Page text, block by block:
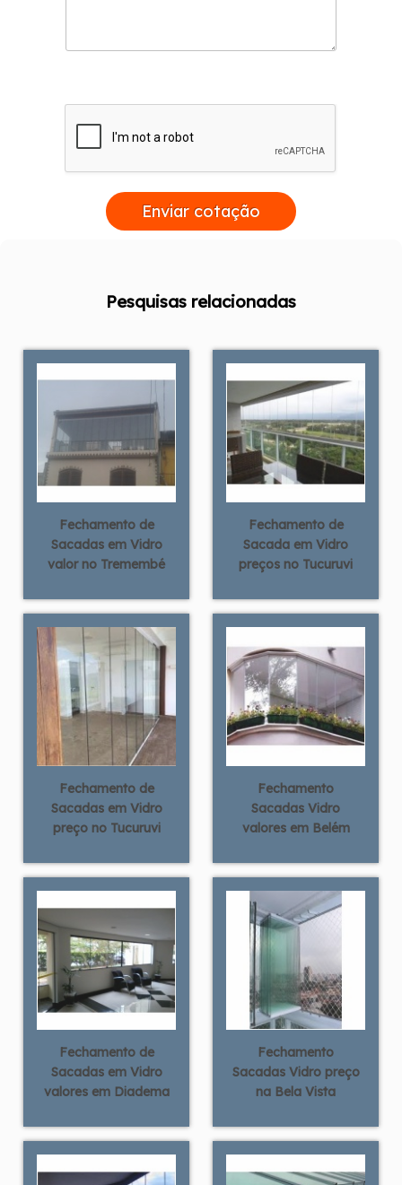
Enviar cotação
Pesquisas relacionadas
Fechamento de
Sacadas em Vidro
valor no Tremembé
Fechamento de
Sacada em Vidro
preços no Tucuruvi
Fechamento de
Sacadas em Vidro
preço no Tucuruvi
Fechamento
Sacadas Vidro
valores em Belém
Fechamento de
Sacadas em Vidro
valores em Diadema
Fechamento
Sacadas Vidro preço
na Bela Vista